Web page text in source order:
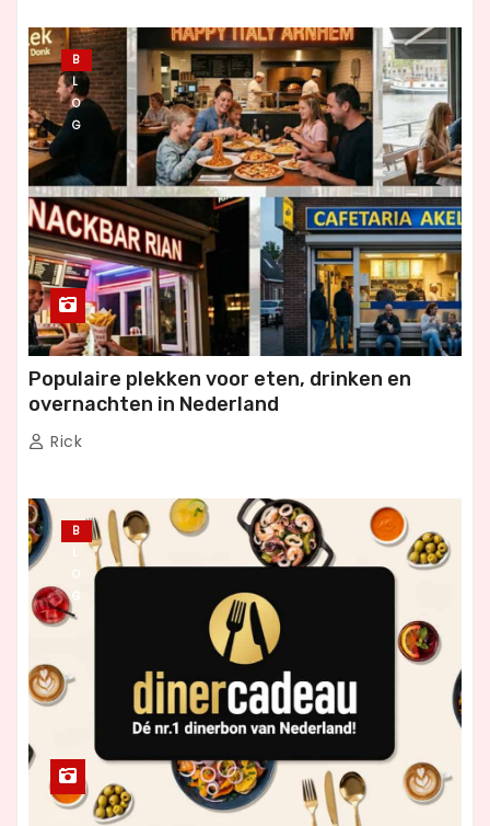
B
L
O
G
Populaire plekken voor eten, drinken en
overnachten in Nederland
Rick
B
L
O
G